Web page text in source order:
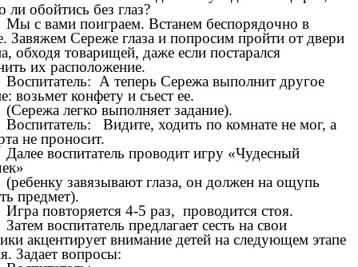
обойтись без глаз?
Мы с вами поиграем. Встанем беспорядочно в
Завяжем Сереже глаза и попросим пройти от двери
обходя товарищей, даже если постарался
их расположение.
Воспитатель: А теперь Сережа выполнит другое
возьмет конфету и съест ее.
(Сережа легко выполняет задание).
Воспитатель: Видите, ходить по комнате не мог, а
не проносит.
Далее воспитатель проводит игру «Чудесный
(ребенку завязывают глаза, он должен на ощупь
предмет).
Игра повторяется 4-5 раз, проводится стоя.
Затем воспитатель предлагает сесть на свои
акцентирует внимание детей на следующем этапе
Задает вопросы: